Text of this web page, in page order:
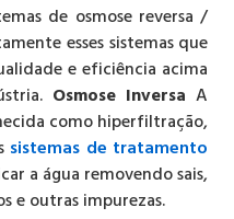
de osmose reversa /
esses sistemas que
e eficiência acima
Osmose Inversa A
como hiperfiltração,
sistemas de tratamento
a água removendo sais,
e outras impurezas.